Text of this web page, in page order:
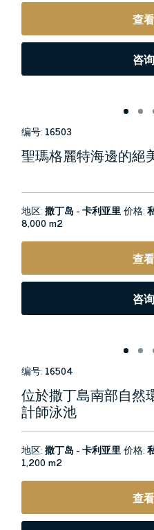
查
咨
编号: 16503
聖瑪格麗特海邊的絕
地区:撒丁岛 - 卡利亚里价格:
8,000 m2
查
咨
编号: 16504
位於撒丁島南部自然
計師泳池
地区:撒丁岛 - 卡利亚里价格:
1,200 m2
查